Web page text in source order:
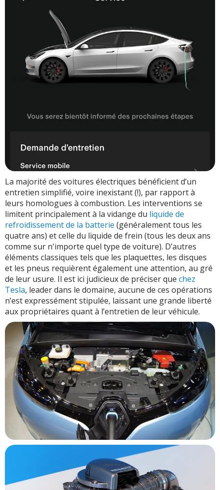
La majorité des voitures électriques bénéficient d’un
entretien simplifié, voire inexistant (!), par rapport à
leurs homologues à combustion. Les interventions se
limitent principalement à la vidange du liquide de
refroidissement de la batterie (généralement tous les
quatre ans) et celle du liquide de frein (tous les deux ans
comme sur n'importe quel type de voiture). D’autres
éléments classiques tels que les plaquettes, les disques
et les pneus requièrent également une attention, au gré
de leur usure. Il est ici judicieux de préciser que chez
Tesla, leader dans le domaine, aucune de ces opérations
n’est expressément stipulée, laissant une grande liberté
aux propriétaires quant à l’entretien de leur véhicule.